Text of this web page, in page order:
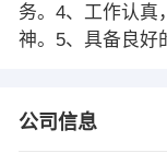
务。4、工作认真
神。5、具备良好
公司信息